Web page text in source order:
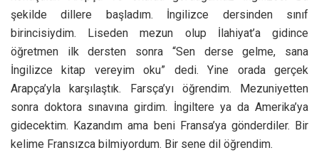
şekilde dillere başladım. İngilizce dersinden sınıf
birincisiydim. Liseden mezun olup İlahiyat’a gidince
öğretmen ilk dersten sonra “Sen derse gelme, sana
İngilizce kitap vereyim oku” dedi. Yine orada gerçek
Arapça’yla karşılaştık. Farsça’yı öğrendim. Mezuniyetten
sonra doktora sınavına girdim. İngiltere ya da Amerika’ya
gidecektim. Kazandım ama beni Fransa’ya gönderdiler. Bir
kelime Fransızca bilmiyordum. Bir sene dil öğrendim.